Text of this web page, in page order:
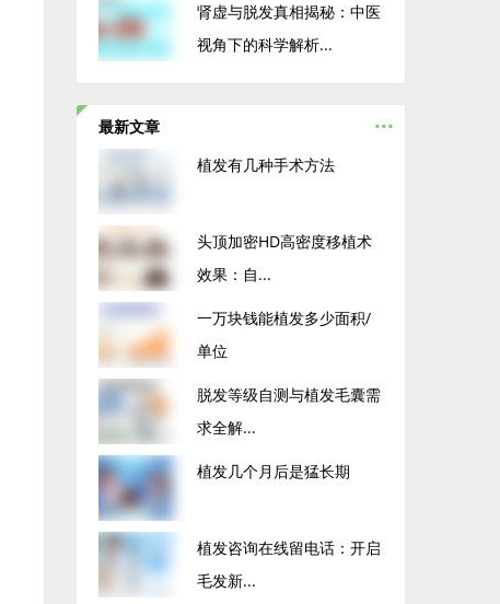
肾虚与脱发真相揭秘：中医
视角下的科学解析...
最新文章 ...
植发有几种手术方法
头顶加密HD高密度移植术
效果：自...
一万块钱能植发多少面积/
单位
脱发等级自测与植发毛囊需
求全解...
植发几个月后是猛长期
植发咨询在线留电话：开启
毛发新...